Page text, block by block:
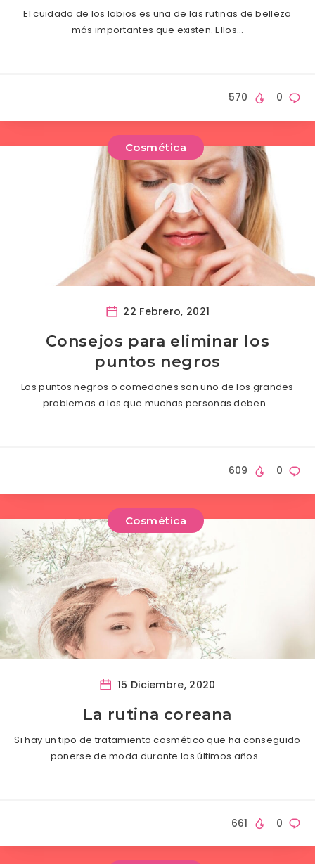
El cuidado de los labios es una de las rutinas de belleza
más importantes que existen. Ellos…
0
570
Cosmética
22 Febrero, 2021
Consejos para eliminar los
puntos negros
Los puntos negros o comedones son uno de los grandes
problemas a los que muchas personas deben…
0
609
Cosmética
15 Diciembre, 2020
La rutina coreana
Si hay un tipo de tratamiento cosmético que ha conseguido
ponerse de moda durante los últimos años…
0
661